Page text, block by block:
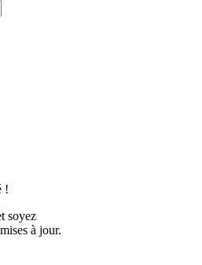
!
soyez
à jour.